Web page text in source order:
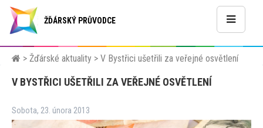
ŽĎÁRSKÝ PRŮVODCE
> Žďárské aktuality > V Bystřici ušetřili za veřejné osvětlení
V BYSTŘICI UŠETŘILI ZA VEŘEJNÉ OSVĚTLENÍ
Sobota, 23. února 2013